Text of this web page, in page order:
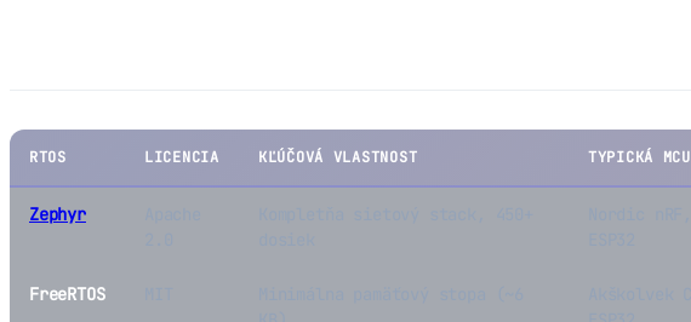
RTOS LICENCIA KĽÚČOVÁ VLASTNOST TYPICKÁ MCU
Zephyr
FreeRTOS